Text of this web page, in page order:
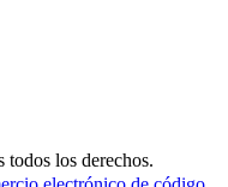
los derechos.